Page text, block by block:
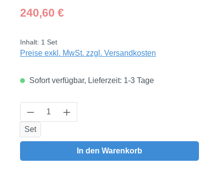
Regulärer Preis:
240,60 €
Inhalt: 1 Set
Preise exkl. MwSt. zzgl. Versandkosten
Sofort verfügbar, Lieferzeit: 1-3 Tage
Produkt Anzahl: Gib den gewünschten
Set
In den Warenkorb